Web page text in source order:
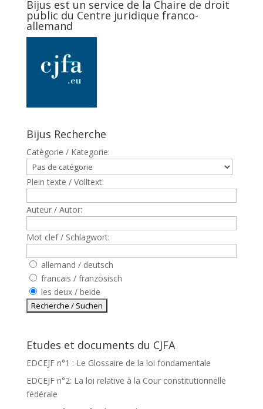
Bijus est un service de la Chaire de droit
public du Centre juridique franco-
allemand
Bijus Recherche
Catègorie / Kategorie:
Plein texte / Volltext:
Auteur / Autor:
Mot clef / Schlagwort:
allemand / deutsch
francais / französisch
les deux / beide
Etudes et documents du CJFA
EDCEJF n°1 : Le Glossaire de la loi fondamentale
EDCEJF n°2: La loi relative à la Cour constitutionnelle
fédérale